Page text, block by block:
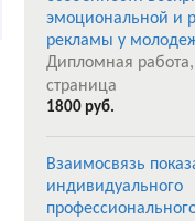
эмоциональной и
рекламы у
Дипломная
страница
1800 руб.
Взаимосвязь
индивидуального